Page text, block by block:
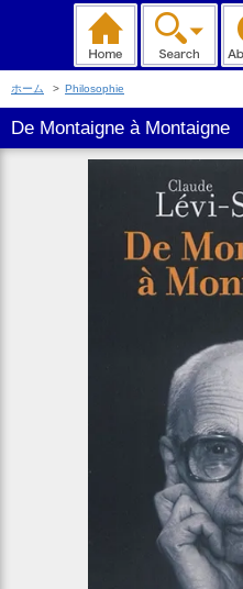
ホーム > Philosophie
De Montaigne à Montaigne